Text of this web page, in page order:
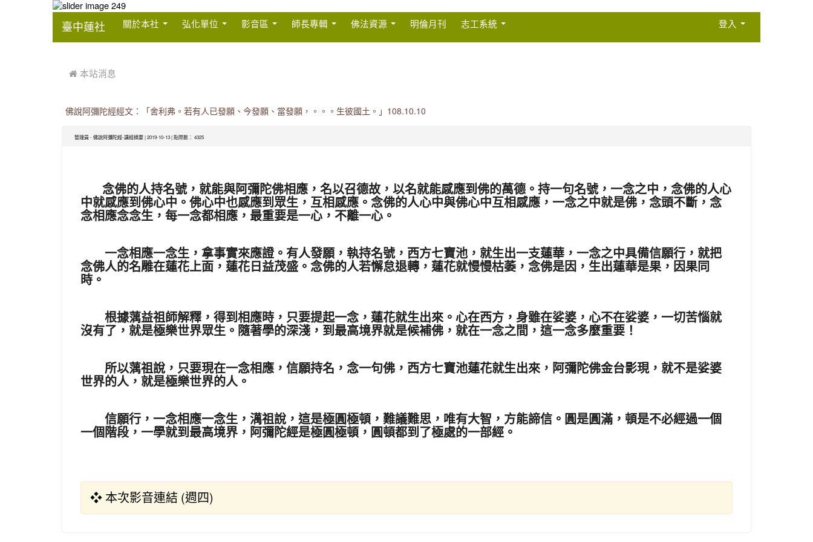
臺中蓮社 關於本社 弘化單位 影音區 師長專輯 佛法資源 明倫月刊 志工系統 登入
 本站消息
佛說阿彌陀經經文：「舍利弗。若有人已發願、今發願、當發願，。。。生彼國土。」108.10.10
管理員 - 佛說阿彌陀經-講經摘要 | 2019-10-13 | 點閱數： 4325
念佛的人持名號，就能與阿彌陀佛相應，名以召德故，以名就能感應到佛的萬德。持一句名號，一念之中，念佛的人心
中就感應到佛心中。佛心中也感應到眾生，互相感應。念佛的人心中與佛心中互相感應，一念之中就是佛，念頭不斷，念
念相應念念生，每一念都相應，最重要是一心，不離一心。
一念相應一念生，拿事實來應證。有人發願，執持名號，西方七寶池，就生出一支蓮華，一念之中具備信願行，就把
念佛人的名雕在蓮花上面，蓮花日益茂盛。念佛的人若懈怠退轉，蓮花就慢慢枯萎，念佛是因，生出蓮華是果，因果同
時。
根據蕅益祖師解釋，得到相應時，只要提起一念，蓮花就生出來。心在西方，身雖在娑婆，心不在娑婆，一切苦惱就
沒有了，就是極樂世界眾生。隨著學的深淺，到最高境界就是候補佛，就在一念之間，這一念多麼重要！
所以蕅祖說，只要現在一念相應，信願持名，念一句佛，西方七寶池蓮花就生出來，阿彌陀佛金台影現，就不是娑婆
世界的人，就是極樂世界的人。
信願行，一念相應一念生，澫祖說，這是極圓極頓，難議難思，唯有大智，方能諦信。圓是圓滿，頓是不必經過一個
一個階段，一學就到最高境界，阿彌陀經是極圓極頓，圓頓都到了極處的一部經。
❖ 本次影音連結 (週四)